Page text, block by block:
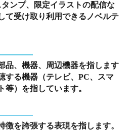
ンプ、限定イラストの配信な
て受け取り利用できるノベルテ
品、機器、周辺機器を指します
する機器（テレビ、PC、スマ
等）を指しています。
徴を誇張する表現を指します。